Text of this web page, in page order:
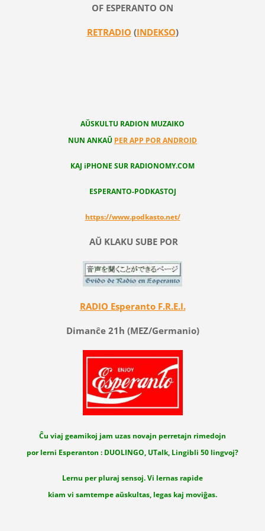
OF ESPERANTO ON
RETRADIO (INDEKSO)
AŬSKULTU RADION MUZAIKO
NUN ANKAŬ PER APP POR ANDROID
KAJ iPHONE SUR RADIONOMY.COM
ESPERANTO-PODKASTOJ
https://www.podkasto.net/
AŬ KLAKU SUBE POR
RADIO Esperanto F.R.E.I.
Dimanĉe 21h (MEZ/Germanio)
Ĉu viaj geamikoj jam uzas novajn perretajn rimedojn
por lerni Esperanton : DUOLINGO, UTalk, Lingibli 50 lingvoj?
Lernu per pluraj sensoj. Vi lernas rapide
kiam vi samtempe aŭskultas, legas kaj moviĝas.